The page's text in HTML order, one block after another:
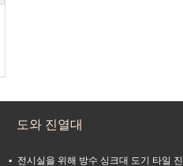
도와 진열대
전시실을 위해 방수 싱크대 도기 타일 진